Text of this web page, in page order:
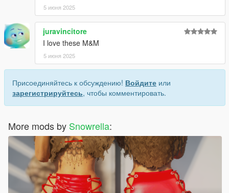
5 июня 2025
juravincitore
I love these M&M
5 июня 2025
Присоединяйтесь к обсуждению! Войдите или
зарегистрируйтесь, чтобы комментировать.
More mods by Snowrella: